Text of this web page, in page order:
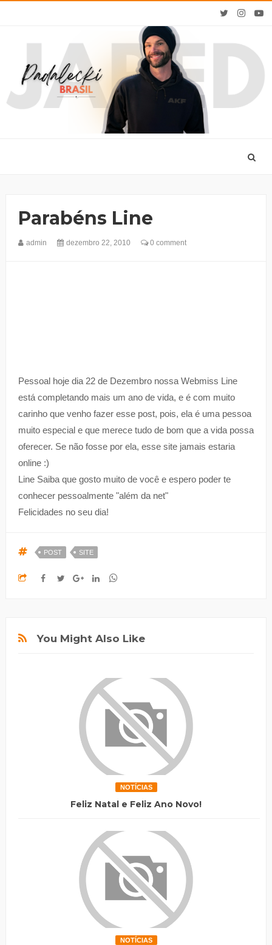
Parabéns Line
admin dezembro 22, 2010 0 comment
Pessoal hoje dia 22 de Dezembro nossa Webmiss Line
está completando mais um ano de vida, e é com muito
carinho que venho fazer esse post, pois, ela é uma pessoa
muito especial e que merece tudo de bom que a vida possa
oferecer. Se não fosse por ela, esse site jamais estaria
online :)
Line Saiba que gosto muito de você e espero poder te
conhecer pessoalmente "além da net"
Felicidades no seu dia!
POST SITE
You Might Also Like
NOTÍCIAS
Feliz Natal e Feliz Ano Novo!
NOTÍCIAS